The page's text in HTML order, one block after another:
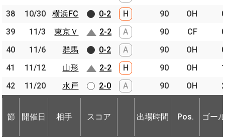
38
10/30 横浜FC 0-2 H 90 OH
39
11/3 東京Ｖ 2-2 A 90 CF
40
11/6 群馬 0-2 A 90 OH
41
11/12 山形 2-2 H 90 OH
42
11/20 水戸 2-0 A 90 OH
節 開催日 相手 スコア 出場時間 Pos. ゴー
38
10/30
横浜FC
39
11/3
東京Ｖ
40
11/6
群馬
41
11/12
山形
42
11/20 水戸
節 開催日 相手